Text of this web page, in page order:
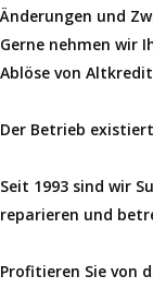
Änderungen und
Gerne nehmen wir
Ablöse von
Der Betrieb
Seit 1993 sind wir
reparieren und
Profitieren Sie von